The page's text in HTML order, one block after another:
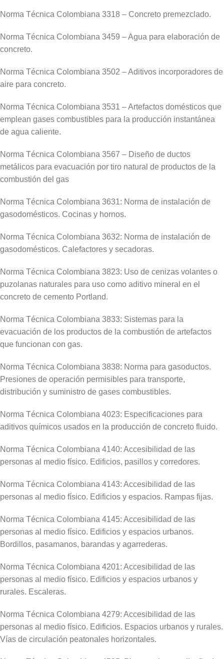
Norma Técnica Colombiana 3318 – Concreto premezclado.
Norma Técnica Colombiana 3459 – Agua para elaboración de
concreto.
Norma Técnica Colombiana 3502 – Aditivos incorporadores de
aire para concreto.
Norma Técnica Colombiana 3531 – Artefactos domésticos que
emplean gases combustibles para la producción instantánea
de agua caliente.
Norma Técnica Colombiana 3567 – Diseño de ductos
metálicos para evacuación por tiro natural de productos de la
combustión del gas
Norma Técnica Colombiana 3631: Norma de instalación de
gasodomésticos. Cocinas y hornos.
Norma Técnica Colombiana 3632: Norma de instalación de
gasodomésticos. Calefactores y secadoras.
Norma Técnica Colombiana 3823: Uso de cenizas volantes o
puzolanas naturales para uso como aditivo mineral en el
concreto de cemento Portland.
Norma Técnica Colombiana 3833: Sistemas para la
evacuación de los productos de la combustión de artefactos
que funcionan con gas.
Norma Técnica Colombiana 3838: Norma para gasoductos.
Presiones de operación permisibles para transporte,
distribución y suministro de gases combustibles.
Norma Técnica Colombiana 4023: Especificaciones para
aditivos químicos usados en la producción de concreto fluido.
Norma Técnica Colombiana 4140: Accesibilidad de las
personas al medio físico. Edificios, pasillos y corredores.
Norma Técnica Colombiana 4143: Accesibilidad de las
personas al medio físico. Edificios y espacios. Rampas fijas.
Norma Técnica Colombiana 4145: Accesibilidad de las
personas al medio físico. Edificios y espacios urbanos.
Bordillos, pasamanos, barandas y agarrederas.
Norma Técnica Colombiana 4201: Accesibilidad de las
personas al medio físico. Edificios y espacios urbanos y
rurales. Escaleras.
Norma Técnica Colombiana 4279: Accesibilidad de las
personas al medio físico. Edificios. Espacios urbanos y rurales.
Vías de circulación peatonales horizontales.